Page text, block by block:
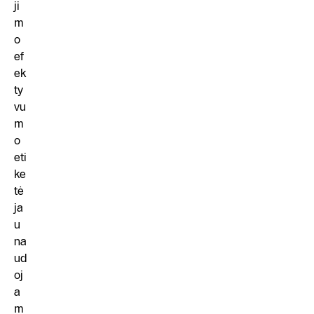
ji
m
o
ef
ek
ty
vu
m
o
eti
ke
tė
ja
u
na
ud
oj
a
m